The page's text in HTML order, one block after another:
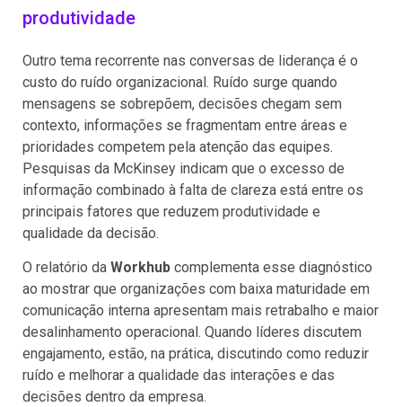
produtividade
Outro tema recorrente nas conversas de liderança é o
custo do ruído organizacional. Ruído surge quando
mensagens se sobrepõem, decisões chegam sem
contexto, informações se fragmentam entre áreas e
prioridades competem pela atenção das equipes.
Pesquisas da McKinsey indicam que o excesso de
informação combinado à falta de clareza está entre os
principais fatores que reduzem produtividade e
qualidade da decisão.
O relatório da Workhub complementa esse diagnóstico
ao mostrar que organizações com baixa maturidade em
comunicação interna apresentam mais retrabalho e maior
desalinhamento operacional. Quando líderes discutem
engajamento, estão, na prática, discutindo como reduzir
ruído e melhorar a qualidade das interações e das
decisões dentro da empresa.